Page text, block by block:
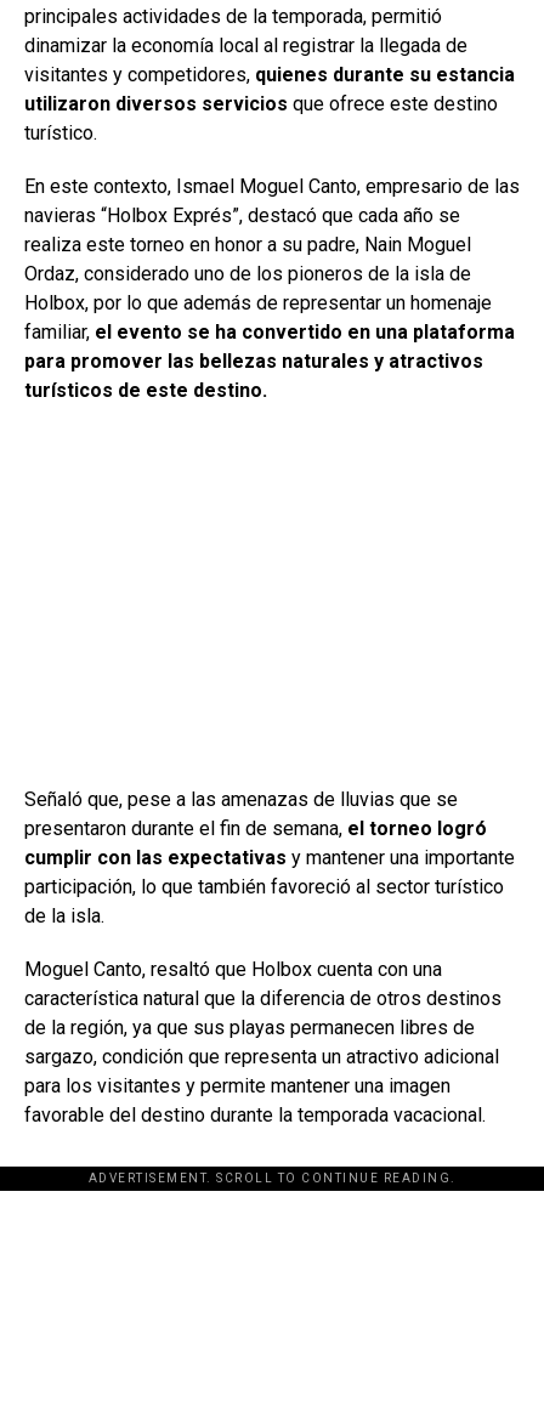
principales actividades de la temporada, permitió
dinamizar la economía local al registrar la llegada de
visitantes y competidores, quienes durante su estancia
utilizaron diversos servicios que ofrece este destino
turístico.
En este contexto, Ismael Moguel Canto, empresario de las
navieras “Holbox Exprés”, destacó que cada año se
realiza este torneo en honor a su padre, Nain Moguel
Ordaz, considerado uno de los pioneros de la isla de
Holbox, por lo que además de representar un homenaje
familiar, el evento se ha convertido en una plataforma
para promover las bellezas naturales y atractivos
turísticos de este destino.
Señaló que, pese a las amenazas de lluvias que se
presentaron durante el fin de semana, el torneo logró
cumplir con las expectativas y mantener una importante
participación, lo que también favoreció al sector turístico
de la isla.
Moguel Canto, resaltó que Holbox cuenta con una
característica natural que la diferencia de otros destinos
de la región, ya que sus playas permanecen libres de
sargazo, condición que representa un atractivo adicional
para los visitantes y permite mantener una imagen
favorable del destino durante la temporada vacacional.
ADVERTISEMENT. SCROLL TO CONTINUE READING.
[adsforwp id="243463"]